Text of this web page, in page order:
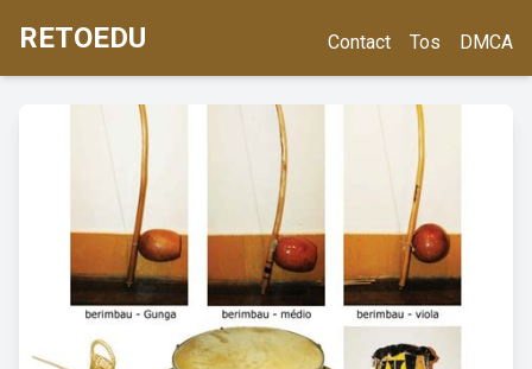
RETOEDU Contact Tos DMCA